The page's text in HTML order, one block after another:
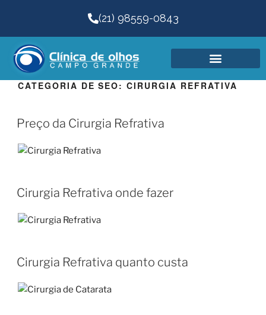
(21) 98559-0843
CATEGORIA DE SEO:CIRURGIA REFRATIVA
Preço da Cirurgia Refrativa
Cirurgia Refrativa onde fazer
Cirurgia Refrativa quanto custa